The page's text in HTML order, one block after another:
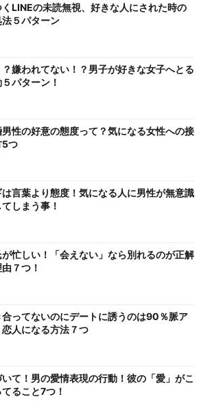
LINEの未読無視、好きな人にされた時の
５パターン
？嫌われてない！？男子が好きな女子へとる
パターン！
男性の好意の態度って？気になる女性への接
5つ
は言葉より態度！気になる人に男性が無意識
しまう事！
忙しい！「会えない」なら別れるのが正解
７つ！
合ってないのにデートに誘うのは90％脈ア
恋人になる方法７つ
て！男の愛情表現の行動！彼の「愛」がこ
てること7つ！